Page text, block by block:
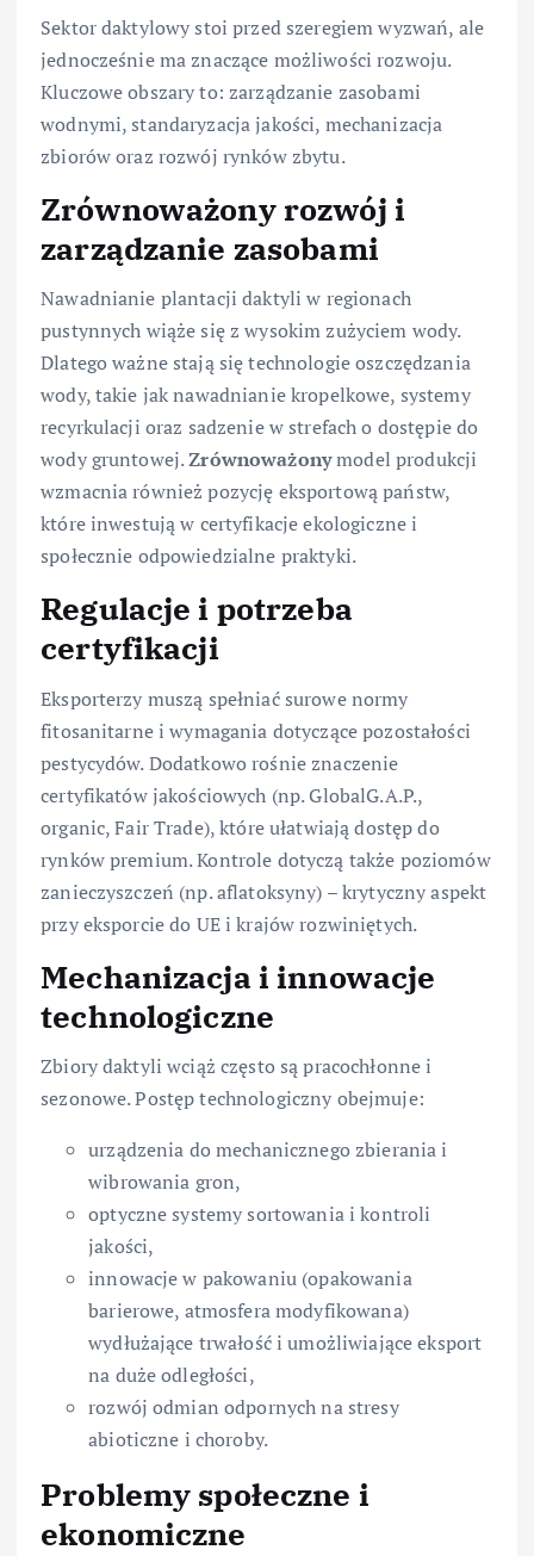
Sektor daktylowy stoi przed szeregiem wyzwań, ale
jednocześnie ma znaczące możliwości rozwoju.
Kluczowe obszary to: zarządzanie zasobami
wodnymi, standaryzacja jakości, mechanizacja
zbiorów oraz rozwój rynków zbytu.
Zrównoważony rozwój i
zarządzanie zasobami
Nawadnianie plantacji daktyli w regionach
pustynnych wiąże się z wysokim zużyciem wody.
Dlatego ważne stają się technologie oszczędzania
wody, takie jak nawadnianie kropelkowe, systemy
recyrkulacji oraz sadzenie w strefach o dostępie do
wody gruntowej.Zrównoważonymodel produkcji
wzmacnia również pozycję eksportową państw,
które inwestują w certyfikacje ekologiczne i
społecznie odpowiedzialne praktyki.
Regulacje i potrzeba
certyfikacji
Eksporterzy muszą spełniać surowe normy
fitosanitarne i wymagania dotyczące pozostałości
pestycydów. Dodatkowo rośnie znaczenie
certyfikatów jakościowych (np. GlobalG.A.P.,
organic, Fair Trade), które ułatwiają dostęp do
rynków premium. Kontrole dotyczą także poziomów
zanieczyszczeń (np. aflatoksyny) – krytyczny aspekt
przy eksporcie do UE i krajów rozwiniętych.
Mechanizacja i innowacje
technologiczne
Zbiory daktyli wciąż często są pracochłonne i
sezonowe. Postęp technologiczny obejmuje:
urządzenia do mechanicznego zbierania i
wibrowania gron,
optyczne systemy sortowania i kontroli
jakości,
innowacje w pakowaniu (opakowania
barierowe, atmosfera modyfikowana)
wydłużające trwałość i umożliwiające eksport
na duże odległości,
rozwój odmian odpornych na stresy
abioticzne i choroby.
Problemy społeczne i
ekonomiczne